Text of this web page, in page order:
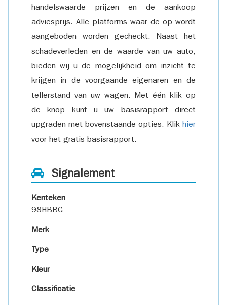
handelswaarde prijzen en de aankoop
adviesprijs. Alle platforms waar de op wordt
aangeboden worden gecheckt. Naast het
schadeverleden en de waarde van uw auto,
bieden wij u de mogelijkheid om inzicht te
krijgen in de voorgaande eigenaren en de
tellerstand van uw wagen. Met één klik op
de knop kunt u uw basisrapport direct
upgraden met bovenstaande opties. Klik hier
voor het gratis basisrapport.
Signalement
Kenteken
98HBBG
Merk
Type
Kleur
Classificatie